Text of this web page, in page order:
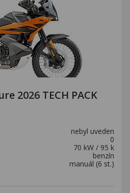
2026 TECH PACK
nebyl uveden
0
70 kW / 95 k
benzín
manuál (6 st.)